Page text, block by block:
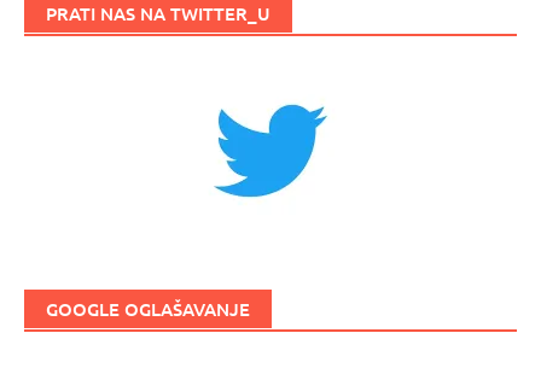
PRATI NAS NA TWITTER_U
GOOGLE OGLAŠAVANJE